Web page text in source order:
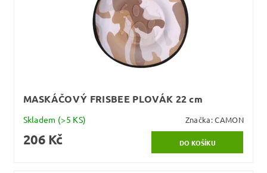
MASKÁČOVÝ FRISBEE PLOVÁK 22 cm
Skladem (>5 KS) Značka:CAMON
206 Kč